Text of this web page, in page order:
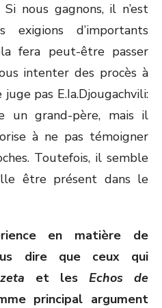
nous gagnons, il n’est
d’importants
fera peut-être passer
intenter des procès à
pas E.Ia.Djougachvili:
un grand-père, mais il
à ne pas témoigner
Toutefois, il semble
être présent dans le
en matière de
dire que ceux qui
et les Echos de
principal argument